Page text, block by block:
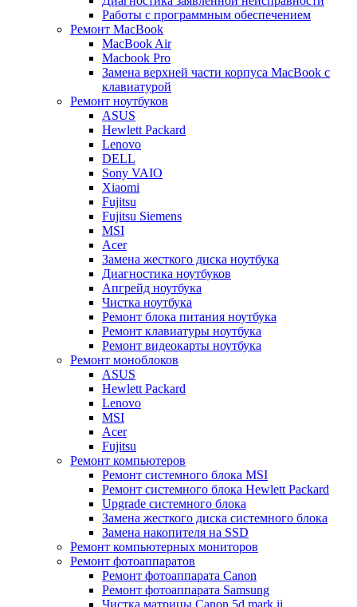
Работы с программным обеспечением
Ремонт MacBook
MacBook Air
Macbook Pro
Замена верхней части корпуса MacBook с
клавиатурой
Ремонт ноутбуков
ASUS
Hewlett Packard
Lenovo
DELL
Sony VAIO
Xiaomi
Fujitsu
Fujitsu Siemens
MSI
Acer
Замена жесткого диска ноутбука
Диагностика ноутбуков
Апгрейд ноутбука
Чистка ноутбука
Ремонт блока питания ноутбука
Ремонт клавиатуры ноутбука
Ремонт видеокарты ноутбука
Ремонт моноблоков
ASUS
Hewlett Packard
Lenovo
MSI
Acer
Fujitsu
Ремонт компьютеров
Ремонт системного блока MSI
Ремонт системного блока Hewlett Packard
Upgrade системного блока
Замена жесткого диска системного блока
Замена накопителя на SSD
Ремонт компьютерных мониторов
Ремонт фотоаппаратов
Ремонт фотоаппарата Canon
Ремонт фотоаппарата Samsung
Чистка матрицы Canon 5d mark ii